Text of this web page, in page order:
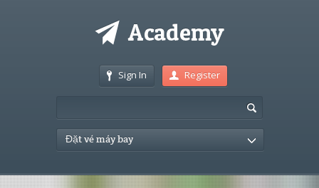
Sign In Register
Đặt vé máy bay